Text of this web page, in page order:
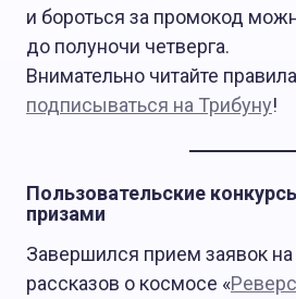
и бороться за промокод
до полуночи четверга.
Внимательно читайте
подписываться на Трибуну!
Пользовательские
призами
Завершился прием заявок на
рассказов о космосе «